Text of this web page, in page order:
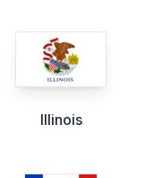
Illinois